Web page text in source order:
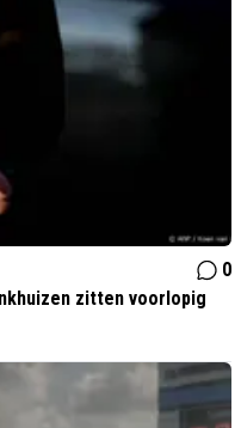
0
zitten voorlopig